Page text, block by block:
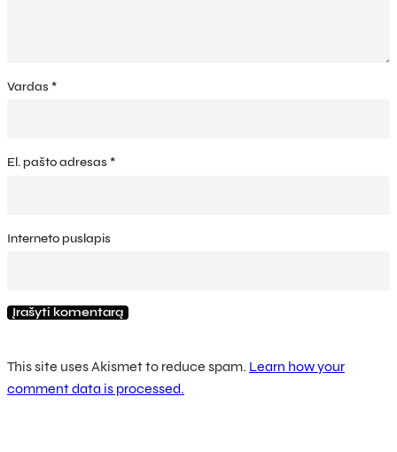
Vardas *
El. pašto adresas *
Interneto puslapis
This site uses Akismet to reduce spam. Learn how your
comment data is processed.